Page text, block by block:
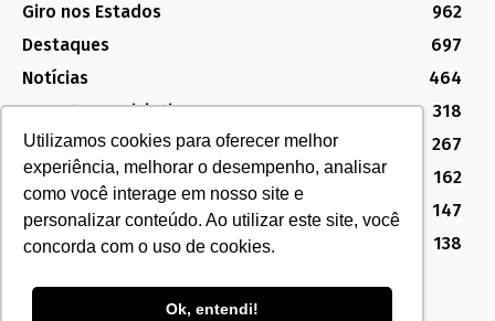
Utilizamos cookies para oferecer melhor
experiência, melhorar o desempenho, analisar
como você interage em nosso site e
personalizar conteúdo. Ao utilizar este site, você
concorda com o uso de cookies.
Ok, entendi!
Giro nos Estados
962
Destaques
697
Notícias
464
Assuntos Legislativos
318
Política Sindical e Institucional
267
Destaques do Legislativo
162
Notícias do Congresso
147
MG
138